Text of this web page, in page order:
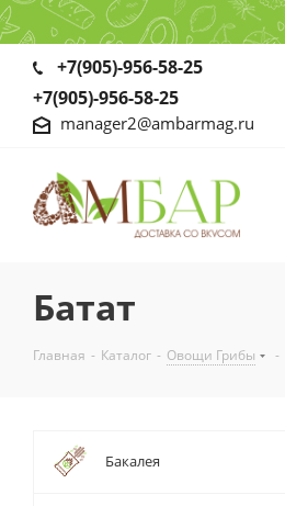
+7(905)-956-58-25
+7(905)-956-58-25
manager2@ambarmag.ru
Батат
Главная - Каталог - Овощи Грибы -
Бакалея